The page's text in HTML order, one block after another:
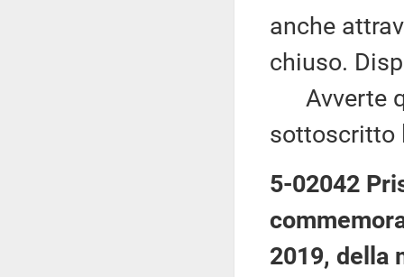
anche
chiuso.
Avverte
sottoscritto
5-02042
2019, della